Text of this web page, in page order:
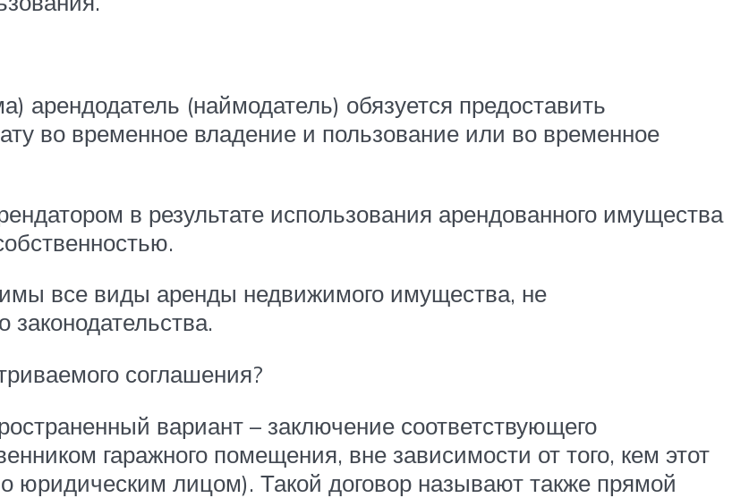
арендодатель (наймодатель) обязуется предоставить
во временное владение и пользование или во временное
в результате использования арендованного имущества
все виды аренды недвижимого имущества, не
соглашения?
вариант – заключение соответствующего
гаражного помещения, вне зависимости от того, кем этот
юридическим лицом). Такой договор называют также прямой